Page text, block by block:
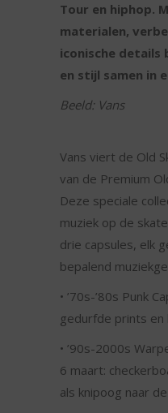
Tour en hiphop.
materialen,
iconische details
en stijl samen in
Beeld: Vans
Vans viert de Old
van de Premium
Deze speciale
muziek op de
drie capsules, elk
bepalend
• ’70s-’80s Punk
gedurfde prints en
• ’90s-2000s
6 maart:
als knipoog naar